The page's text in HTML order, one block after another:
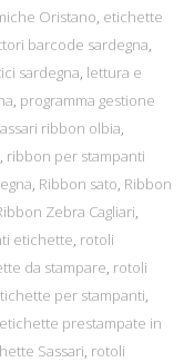
Oristano, etichette
barcode sardegna,
sardegna, lettura e
, programma gestione
ribbon olbia,
, ribbon per stampanti
, Ribbon sato, Ribbon
Zebra Cagliari,
etichette, rotoli
da stampare, rotoli
per stampanti,
prestampate in
Sassari, rotoli